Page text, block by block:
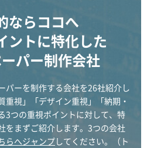
ならココへ
ントに特化した
パー制作会社
パーを制作する会社を26社紹介し
重視」「デザイン重視」「納期・
3つの重視ポイントに対して、特
をまずご紹介します。3つの会社
らへジャンプしてください。（ト